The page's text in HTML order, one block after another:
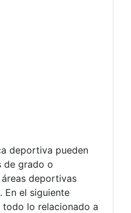
deportiva pueden
de grado o
deportivas
En el siguiente
lo relacionado a